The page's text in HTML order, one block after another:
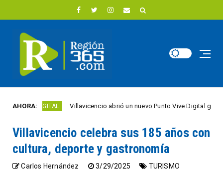
AHORA:
DIGITAL Villavicencio abrió un nuevo Punto Vive Digital gratuito en el
Villavicencio celebra sus 185 años con
cultura, deporte y gastronomía
Carlos Hernández 3/29/2025 TURISMO